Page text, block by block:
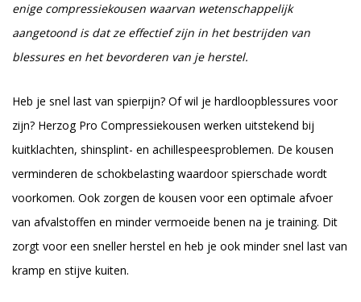
enige compressiekousen waarvan wetenschappelijk
aangetoond is dat ze effectief zijn in het bestrijden van
blessures en het bevorderen van je herstel.
Heb je snel last van spierpijn? Of wil je hardloopblessures voor
zijn? Herzog Pro Compressiekousen werken uitstekend bij
kuitklachten, shinsplint- en achillespeesproblemen. De kousen
verminderen de schokbelasting waardoor spierschade wordt
voorkomen. Ook zorgen de kousen voor een optimale afvoer
van afvalstoffen en minder vermoeide benen na je training. Dit
zorgt voor een sneller herstel en heb je ook minder snel last van
kramp en stijve kuiten.